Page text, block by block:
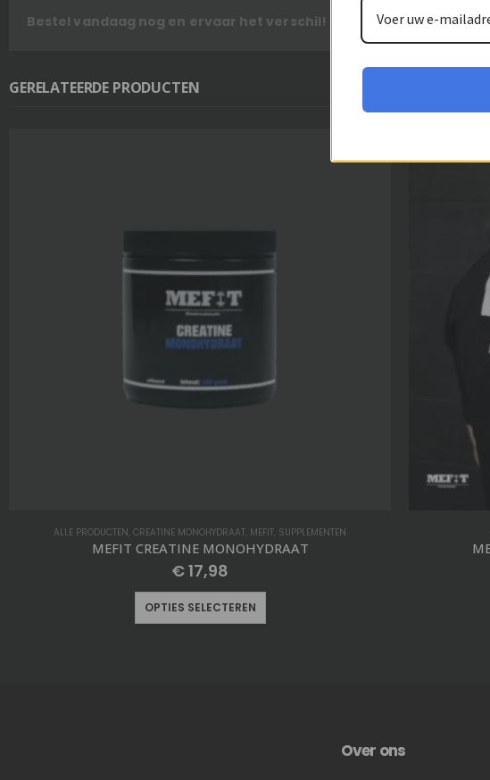
Bestel vandaag nog en ervaar het verschil!
GERELATEERDE PRODUCTEN
UITVERKOCHT
ALLE PRODUCTEN,HEREN,KLEDING,MEFIT,T-SHIRT
MEFIT OVERSIZED T-Shirt Metallic Groen
€29,98
OPTIES SELECTEREN
Over ons